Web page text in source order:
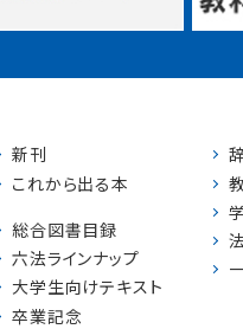
新刊
これから出る本
総合図書目録
六法ラインナップ
大学生向けテキスト
卒業記念